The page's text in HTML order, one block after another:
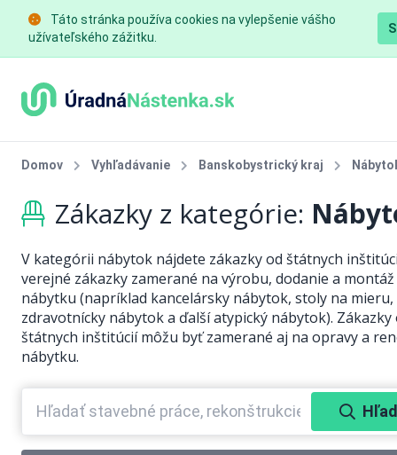
Táto stránka používa cookies na vylepšenie vášho
užívateľského zážitku.
Domov Vyhľadávanie Banskobystrický kraj
Zákazky z kategórie:
V kategórii nábytok nájdete zákazky od štátnych
verejné zákazky zamerané na výrobu, dodanie a montáž
nábytku (napríklad kancelársky nábytok, stoly na mieru,
zdravotnícky nábytok a ďalší atypický nábytok). Zákazky
štátnych inštitúcií môžu byť zamerané aj na opravy a
nábytku.